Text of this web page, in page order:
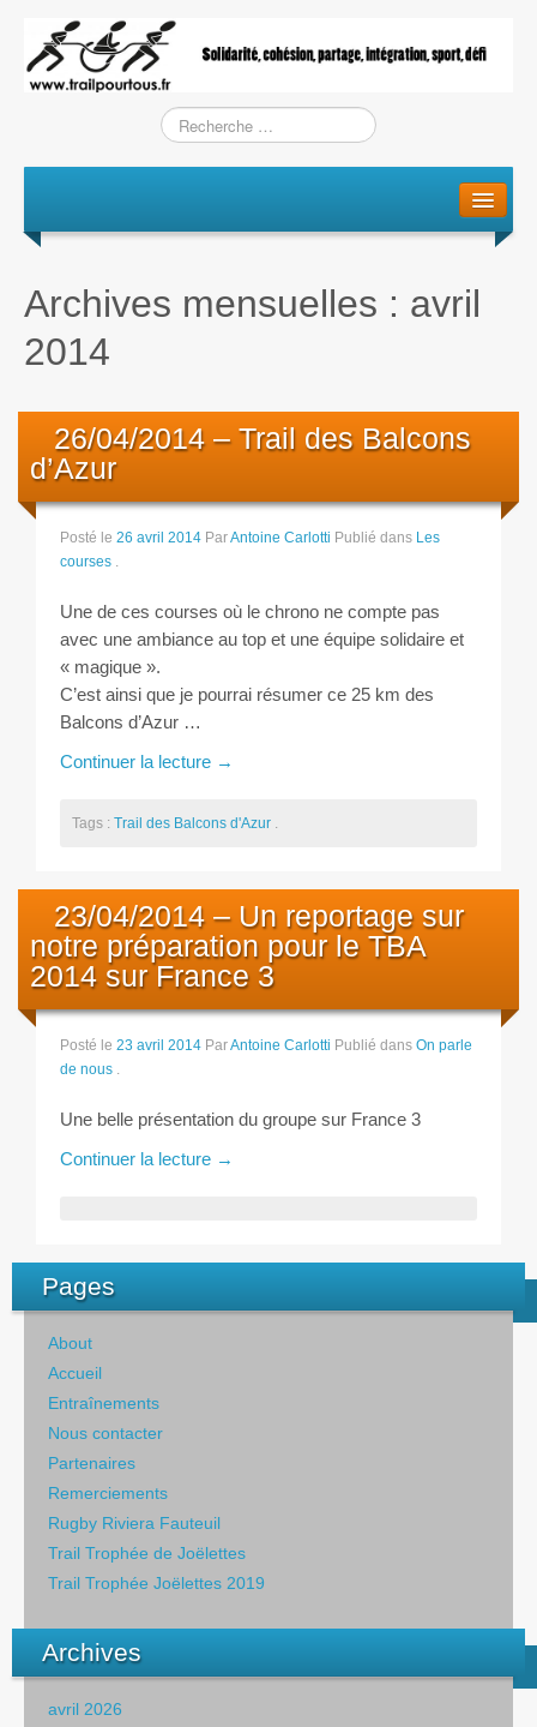
L’Association
L’équipe
Training / Courses
Entraînements
Les courses
Rugby Riviera Fauteuil
On parle de nous
Contact
Archives mensuelles : avril
2014
26/04/2014 – Trail des Balcons
d’Azur
Posté le 26 avril 2014 ParAntoine Carlotti Publié dans Les
courses .
Une de ces courses où le chrono ne compte pas
avec une ambiance au top et une équipe solidaire et
« magique ».
C’est ainsi que je pourrai résumer ce 25 km des
Balcons d’Azur …
Continuer la lecture →
Tags : Trail des Balcons d'Azur .
23/04/2014 – Un reportage sur
notre préparation pour le TBA
2014 sur France 3
Posté le 23 avril 2014 ParAntoine Carlotti Publié dans On parle
de nous .
Une belle présentation du groupe sur France 3
Continuer la lecture →
Pages
About
Accueil
Entraînements
Nous contacter
Partenaires
Remerciements
Rugby Riviera Fauteuil
Trail Trophée de Joëlettes
Trail Trophée Joëlettes 2019
Archives
avril 2026